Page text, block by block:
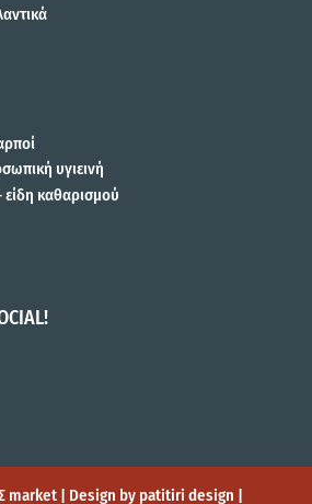
υγιεινή
καθαρισμού
market | Design by patitiri design |